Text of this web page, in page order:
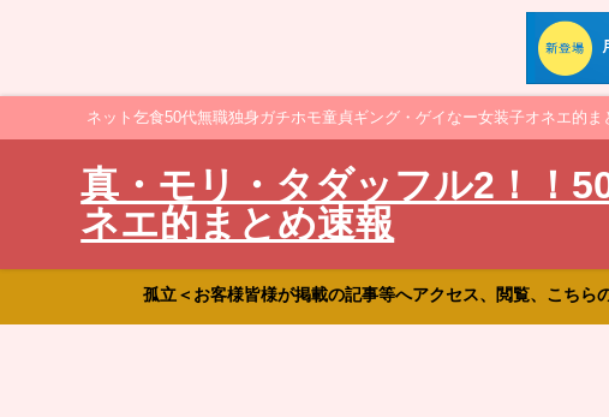
ネット乞食50代無職独身ガチホモ童貞ギング・ゲイなー女装子オネエ的
真・モリ・タダッフル2！！
ネエ的まとめ速報
孤立＜お客様皆様が掲載の記事等へアクセス、閲覧、こちら